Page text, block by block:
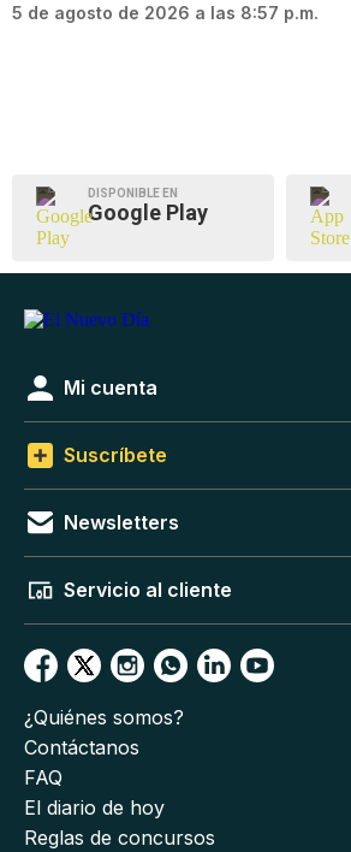
5 de agosto de 2026 a las 8:57 p.m.
DISPONIBLE EN
Google Play
Mi cuenta
Suscríbete
Newsletters
Servicio al cliente
¿Quiénes somos?
Contáctanos
FAQ
El diario de hoy
Reglas de concursos